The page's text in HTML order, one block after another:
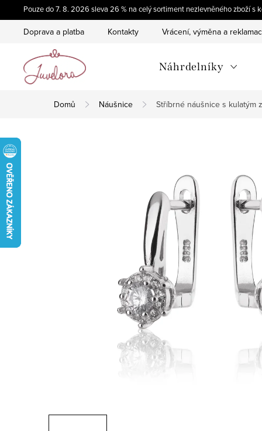
na
Pouze do 7. 8. 2026 sleva 26 % na celý sortiment nezlevněného zboží s
Doprava a platba Kontakty Vrácení, výměna a
Náhrdelníky
Domů Náušnice Stříbrné náušnice s kulatým